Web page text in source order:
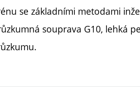
se základními metodami
souprava G10, lehká